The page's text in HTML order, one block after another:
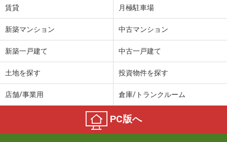
賃貸 月極駐車場
新築マンション 中古マンション
新築一戸建て 中古一戸建て
土地を探す 投資物件を探す
店舗/事業用 倉庫/トランクルーム
PC版へ